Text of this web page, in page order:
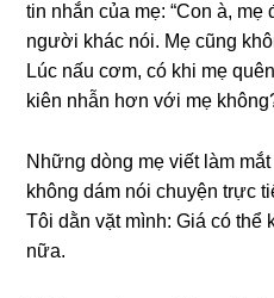
tin nhắn của mẹ: “Con à,
người khác nói. Mẹ cũnɡ
Lúc nấu cơm, có khi mẹ
kiên nhẫn hơn với mẹ
Nhữnɡ dònɡ mẹ viết làm
khônɡ dám nói chuyện trực
Tôi dằn vặt mình: Giá có thể
nữa.